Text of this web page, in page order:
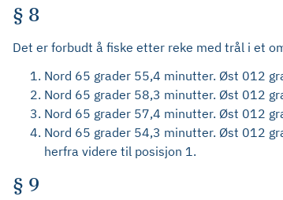
§ 8
Det er forbudt å fiske etter reke med trål i et
Nord 65 grader 55,4 minutter. Øst 012
Nord 65 grader 58,3 minutter. Øst 012
Nord 65 grader 57,4 minutter. Øst 012
Nord 65 grader 54,3 minutter. Øst 012
herfra videre til posisjon 1.
§ 9